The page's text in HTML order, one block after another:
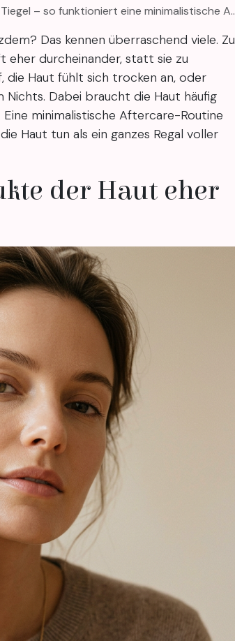
so funktioniert eine minimalistische Aftercare-Routine
Das kennen überraschend viele. Zu
durcheinander, statt sie zu
die Haut fühlt sich trocken an, oder
Nichts. Dabei braucht die Haut häufig
Eine minimalistische Aftercare-Routine
Haut tun als ein ganzes Regal voller
der Haut eher